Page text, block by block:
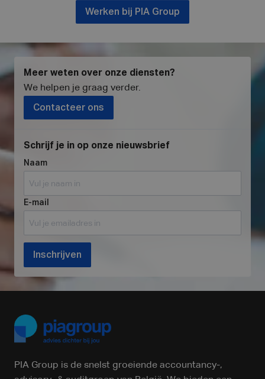
Werken bij PIA Group
Meer weten over onze diensten?
We helpen je graag verder.
Contacteer ons
Schrijf je in op onze nieuwsbrief
Naam
E-mail
Inschrijven
PIA Group is de snelst groeiende accountancy-,